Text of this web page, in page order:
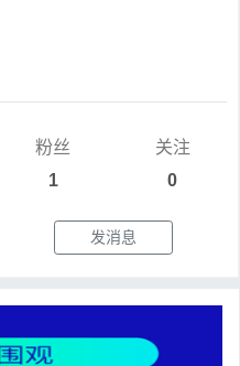
粉丝
1
关注
0
发消息